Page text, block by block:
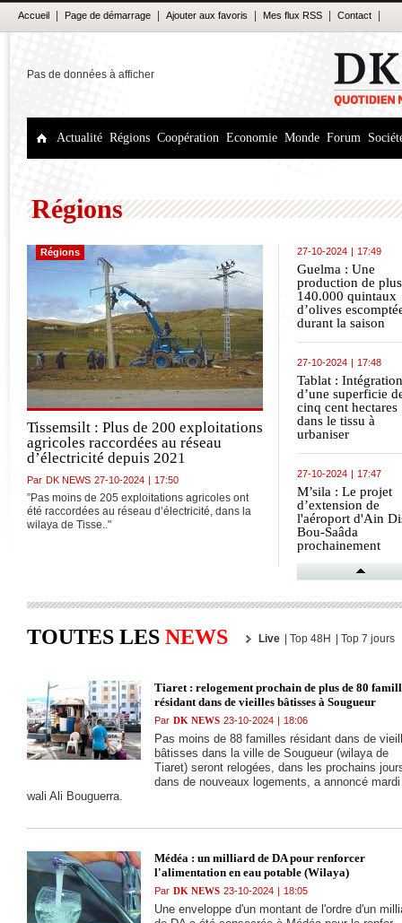
Accueil Page de démarrage Ajouter aux favoris Mes flux RSS Contact
Pas de données à afficher
Actualité Régions Coopération Economie Monde Forum
Régions
Régions
Tissemsilt : Plus de 200 exploitations
agricoles raccordées au réseau
d’électricité depuis 2021
Par DK NEWS 27-10-2024 | 17:50
”Pas moins de 205 exploitations agricoles ont
été raccordées au réseau d’électricité, dans la
wilaya de Tisse.."
27-10-2024 | 17:49
Guelma : Une
production de
140.000 quintaux
d’olives
durant la saison
27-10-2024 | 17:48
Tablat : Intégration
d’une superficie
cinq cent hectares
dans le tissu à
urbaniser
27-10-2024 | 17:47
M’sila : Le projet
d’extension de
l'aéroport d'Ain
Bou-Saâda
prochainement
(responsable)
Saïda : Lancement
publics locatifs à
26-10-2024
Tlemcen :
Raccordement de
foyers au réseau
distribution de gaz
naturel
Touggourt : Près
agricoles
au réseau
d'électrification
(Sonelgaz)
24-10-2024 | 19:05
TOUTES LES NEWS Live Top 48H Top 7 jours
Tiaret : relogement prochain de plus de 80
résidant dans de vieilles bâtisses à Sougueur
Par DK NEWS 23-10-2024 | 18:06
Pas moins de 88 familles résidant dans de
bâtisses dans la ville de Sougueur (wilaya de
Tiaret) seront relogées, dans les prochains
dans de nouveaux logements, a annoncé
wali Ali Bouguerra.
Médéa : un milliard de DA pour renforcer
l'alimentation en eau potable (Wilaya)
Par DK NEWS 23-10-2024 | 18:05
Une enveloppe d'un montant de l'ordre d'un